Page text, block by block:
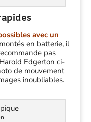
avec un
en batterie, il
pas
Edgerton ci-
de mouvement
inoubliables.